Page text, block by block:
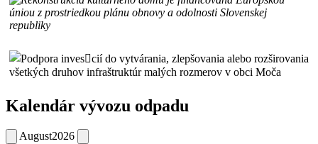
Kalendár vývozu odpadu
August2026